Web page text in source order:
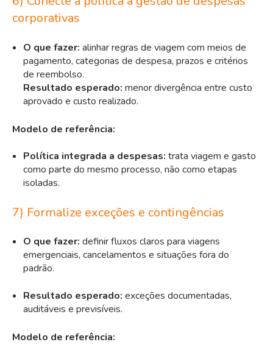
corporativas
O que fazer: alinhar regras de viagem com meios de
pagamento, categorias de despesa, prazos e critérios
de reembolso.
Resultado esperado: menor divergência entre custo
aprovado e custo realizado.
Modelo de referência:
Política integrada a despesas: trata viagem e gasto
como parte do mesmo processo, não como etapas
isoladas.
7) Formalize exceções e contingências
O que fazer: definir fluxos claros para viagens
emergenciais, cancelamentos e situações fora do
padrão.
Resultado esperado: exceções documentadas,
auditáveis e previsíveis.
Modelo de referência: